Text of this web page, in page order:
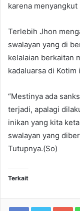
karena menyangkut
Terlebih Jhon
swalayan yang di
kelalaian berkaitan
kadaluarsa di Kotim
“Mestinya ada
terjadi, apalagi
inikan yang kita
swalayan yang
Tutupnya.(So)
Terkait